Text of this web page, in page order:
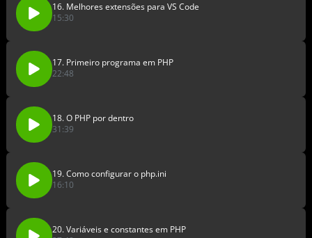
16. Melhores extensões para VS Code
15:30
17. Primeiro programa em PHP
22:48
18. O PHP por dentro
31:39
19. Como configurar o php.ini
16:10
20. Variáveis e constantes em PHP